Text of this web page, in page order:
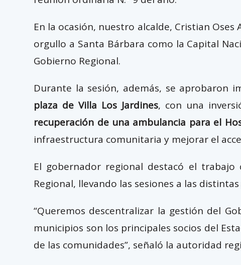
En la ocasión, nuestro alcalde, Cristian
orgullo a Santa Bárbara como la Capital
Gobierno Regional.
Durante la sesión, además, se aprobaron
plaza de Villa Los Jardines, con una
recuperación de una ambulancia para el
infraestructura comunitaria y mejorar el
El gobernador regional destacó el
Regional, llevando las sesiones a las
“Queremos descentralizar la gestión del
municipios son los principales socios del
de las comunidades”, señaló la autoridad